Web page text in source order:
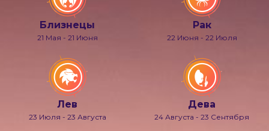
Близнецы
21 Мая - 21 Июня
Рак
22 Июня - 22 Июля
Лев
23 Июля - 23 Августа
Дева
24 Августа - 23 Сентября